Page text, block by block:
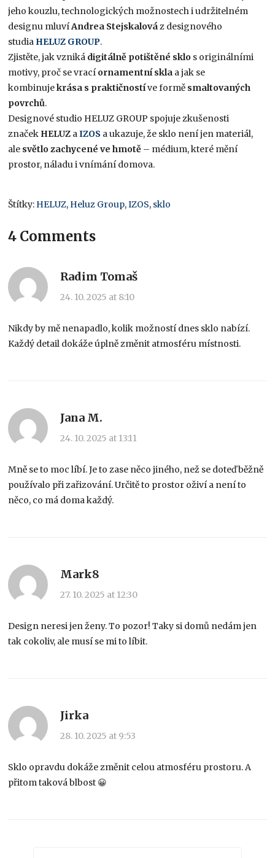
jeho kouzlu, technologických možnostech i udržitelném
designu mluvíAndrea Stejskalováz designového
studia HELUZ GROUP.
Zjistěte, jak vzniká digitálně potištěné sklo s originálními
motivy, proč se vrací ornamentní skla a jak se
kombinujekrása s praktičnostíve formě smaltovaných
povrchů.
Designové studio HELUZ GROUP spojuje zkušenosti
značek HELUZ aIZOS a ukazuje, že sklo není jen materiál,
ale světlo zachycené ve hmotě – médium, které mění
prostor, náladu i vnímání domova.
Štítky: HELUZ, Heluz Group,IZOS, sklo
4 Comments
Radim Tomaš
24. 10. 2025 at 8:10
Nikdy by mě nenapadlo, kolik možností dnes sklo nabízí.
Každý detail dokáže úplně změnit atmosféru místnosti.
Jana M.
24. 10. 2025 at 13:11
Mně se to moc líbí. Je to zase něco jiného, než se doteď běžně
používalo při zařizování. Určitě to prostor oživí a není to
něco, co má doma každý.
Mark8
27. 10. 2025 at 12:30
Design neresi jen ženy. To pozor! Taky si domů nedám jen
tak cokoliv, ale musí se mi to líbit.
Jirka
28. 10. 2025 at 9:53
Sklo opravdu dokáže změnit celou atmosféru prostoru. A
přitom taková blbost 😀